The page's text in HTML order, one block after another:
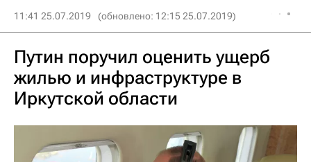
11:41 25.07.2019 (обновлено: 12:15 25.07.2019)
Путин поручил оценить ущерб
жилью и инфраструктуре в
Иркутской области